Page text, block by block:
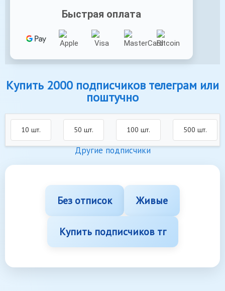
Быстрая оплата
Купить 2000 подписчиков телеграм или
поштучно
10 шт. 50 шт. 100 шт. 500 шт.
Другие подписчики
Без отписок Живые
Купить подписчиков тг